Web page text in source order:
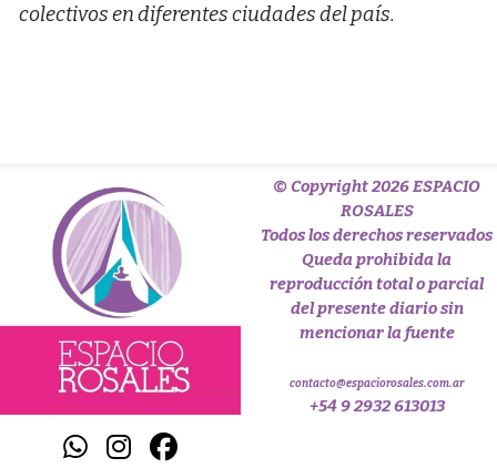
colectivos en diferentes ciudades del país.
© Copyright 2026 ESPACIO
ROSALES
Todos los derechos reservados
Queda prohibida la
reproducción total o parcial
del presente diario sin
mencionar la fuente
contacto@espaciorosales.com.ar
+54 9 2932 613013